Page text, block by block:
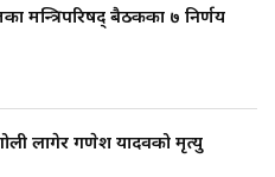
मन्त्रिपरिषद् बैठकका ७ निर्णय
लागेर गणेश यादवको मृत्यु